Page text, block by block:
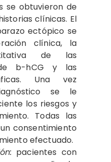
se obtuvieron de
clínicas. El
ectópico se
clínica, la
de las
b-hCG y las
Una vez
se le
los riesgos y
Todas las
consentimiento
efectuado.
pacientes con